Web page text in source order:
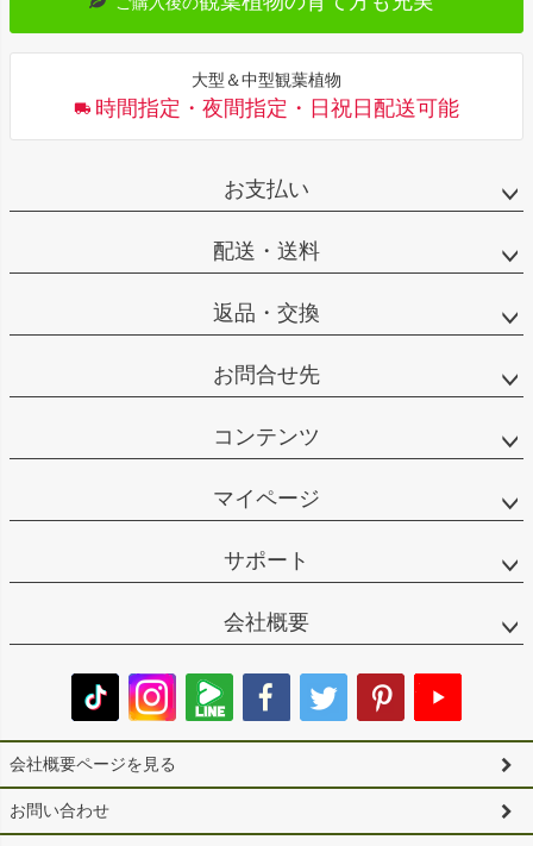
大型＆中型観葉植物
時間指定・夜間指定・日祝日配送可能
お支払い
配送・送料
返品・交換
お問合せ先
コンテンツ
マイページ
サポート
会社概要
会社概要ページを見る
お問い合わせ